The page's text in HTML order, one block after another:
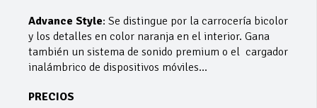
Advance Style: Se distingue por la carrocería bicolor
y los detalles en color naranja en el interior. Gana
también un sistema de sonido premium o el cargador
inalámbrico de dispositivos móviles…
PRECIOS